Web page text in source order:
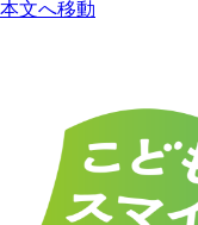
本文へ移動